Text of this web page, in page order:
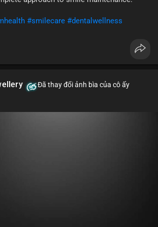
#smilecare #dentalwellness
Đã thay đổi ảnh bìa của cô ấy